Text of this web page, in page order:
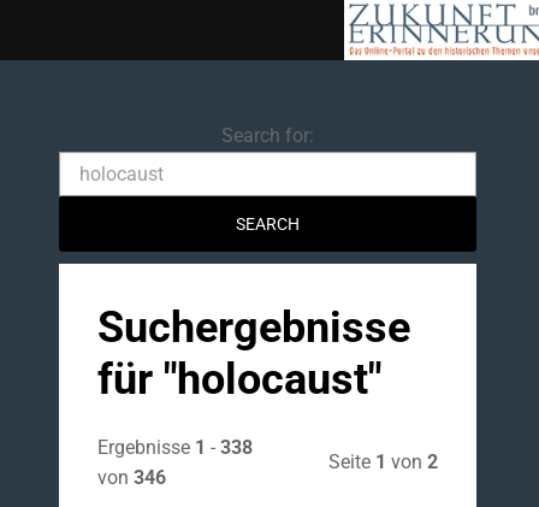
Search for:Search
Suchergebnisse
für "holocaust"
Ergebnisse 1 - 338
von 346
Seite 1 von 2